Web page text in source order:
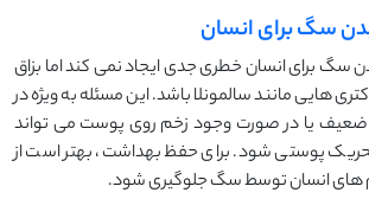
سگ برای انسان
سگ برای انسان خطری جدی ایجاد نمی کند اما بزاق
هایی مانند سالمونلا باشد. این مسئله به ویژه در
ضعیف یا در صورت وجود زخم روی پوست می تواند
پوستی شود. برای حفظ بهداشت، بهتر است از
های انسان توسط سگ جلوگیری شود.